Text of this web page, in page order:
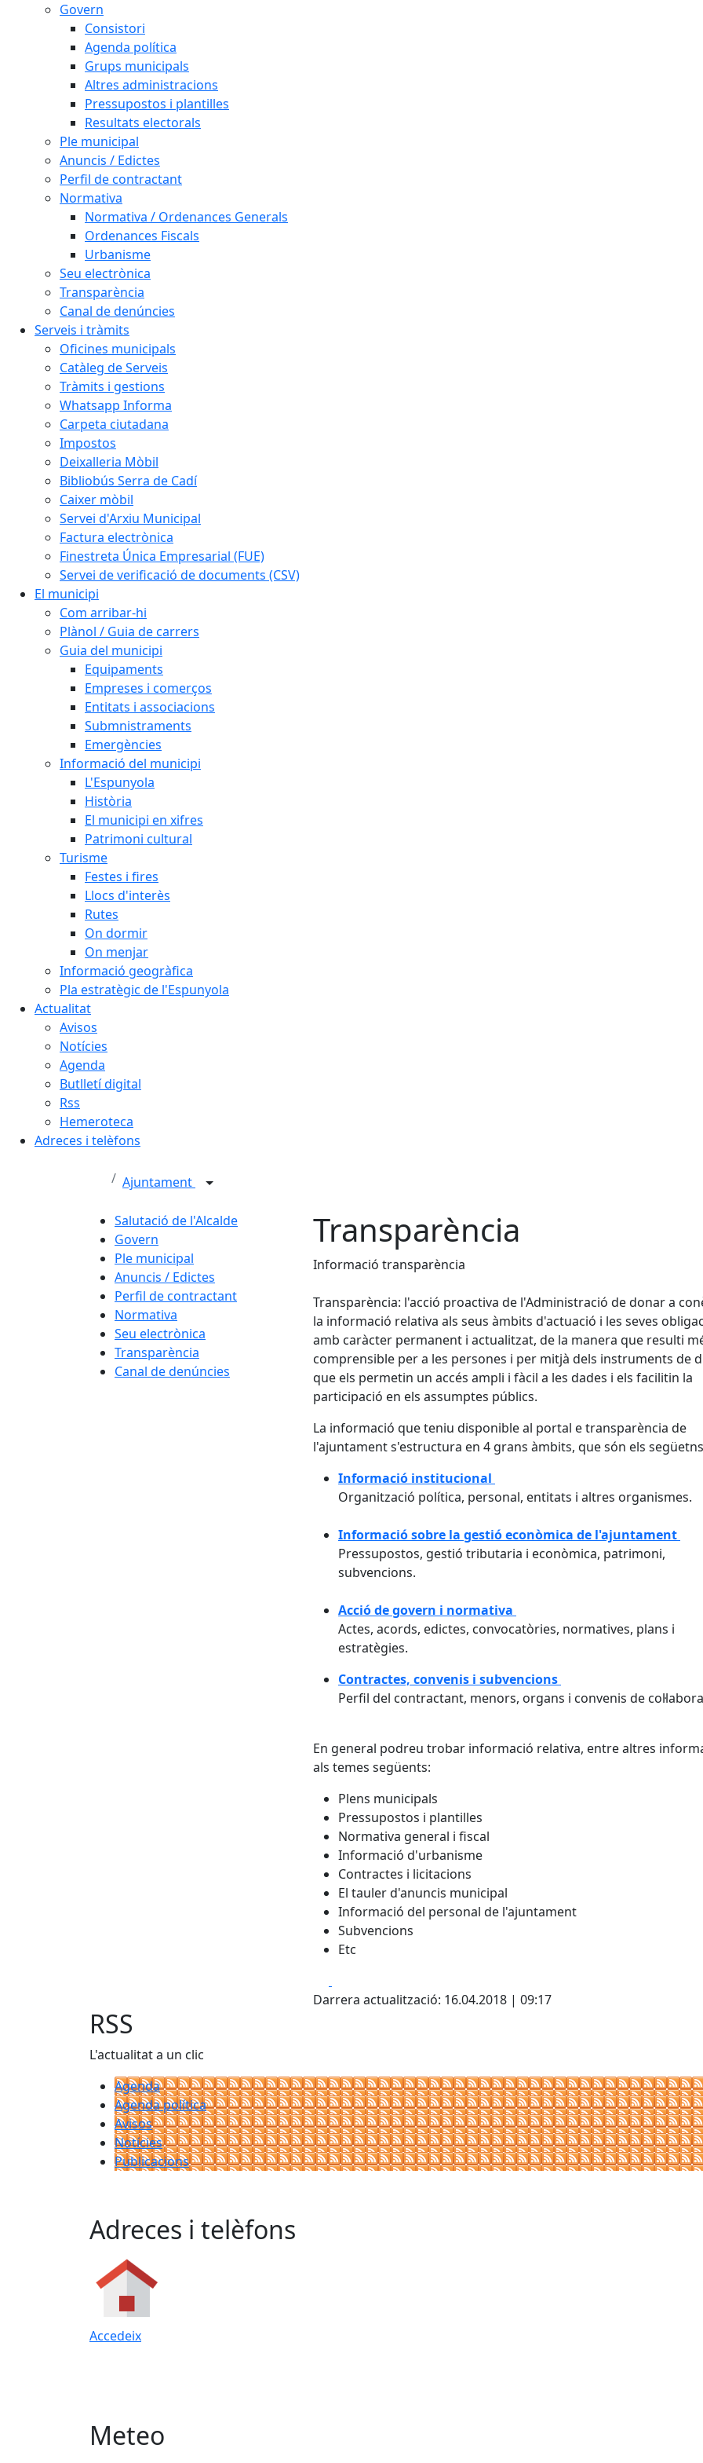
Govern
Consistori
Agenda política
Grups municipals
Altres administracions
Pressupostos i plantilles
Resultats electorals
Ple municipal
Anuncis / Edictes
Perfil de contractant
Normativa
Normativa / Ordenances Generals
Ordenances Fiscals
Urbanisme
Seu electrònica
Transparència
Canal de denúncies
Serveis i tràmits
Oficines municipals
Catàleg de Serveis
Tràmits i gestions
Whatsapp Informa
Carpeta ciutadana
Impostos
Deixalleria Mòbil
Bibliobús Serra de Cadí
Caixer mòbil
Servei d'Arxiu Municipal
Factura electrònica
Finestreta Única Empresarial (FUE)
Servei de verificació de documents (CSV)
El municipi
Com arribar-hi
Plànol / Guia de carrers
Guia del municipi
Equipaments
Empreses i comerços
Entitats i associacions
Submnistraments
Emergències
Informació del municipi
L'Espunyola
Història
El municipi en xifres
Patrimoni cultural
Turisme
Festes i fires
Llocs d'interès
Rutes
On dormir
On menjar
Informació geogràfica
Pla estratègic de l'Espunyola
Actualitat
Avisos
Notícies
Agenda
Butlletí digital
Rss
Hemeroteca
Adreces i telèfons
Ajuntament
Salutació de l'Alcalde
Govern
Ple municipal
Anuncis / Edictes
Perfil de contractant
Normativa
Seu electrònica
Transparència
Canal de denúncies
Transparència
Informació transparència
Transparència: l'acció proactiva de l'Administració de donar a
la informació relativa als seus àmbits d'actuació i les seves
amb caràcter permanent i actualitzat, de la manera que resulti
comprensible per a les persones i per mitjà dels instruments de
que els permetin un accés ampli i fàcil a les dades i els facilitin la
participació en els assumptes públics.
La informació que teniu disponible al portal e transparència de
l'ajuntament s'estructura en 4 grans àmbits, que són els
Informació institucional
Organització política, personal, entitats i altres organismes.
Informació sobre la gestió econòmica de l'ajuntament
Pressupostos, gestió tributaria i econòmica, patrimoni,
subvencions.
Acció de govern i normativa
Actes, acords, edictes, convocatòries, normatives, plans i
estratègies.
Contractes, convenis i subvencions
Perfil del contractant, menors, organs i convenis de
En general podreu trobar informació relativa, entre altres
als temes següents:
Plens municipals
Pressupostos i plantilles
Normativa general i fiscal
Informació d'urbanisme
Contractes i licitacions
El tauler d'anuncis municipal
Informació del personal de l'ajuntament
Subvencions
Etc
Darrera actualització: 16.04.2018 | 09:17
RSS
L'actualitat a un clic
Agenda
Agenda política
Avisos
Notícies
Publicacions
Adreces i telèfons
Accedeix
Meteo